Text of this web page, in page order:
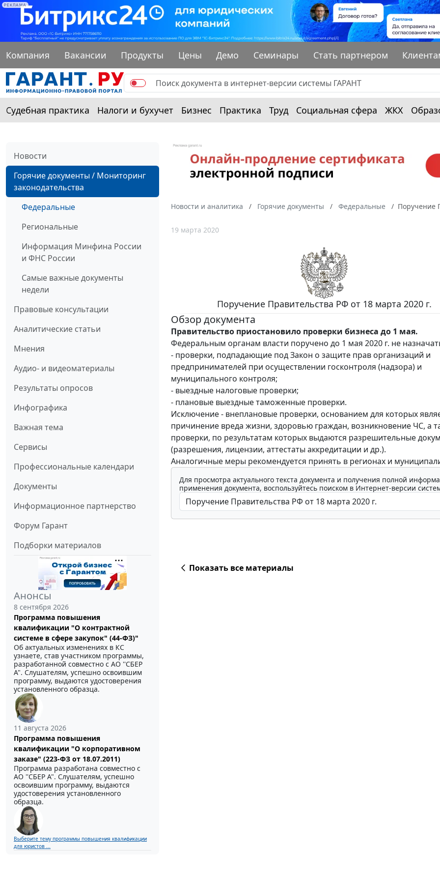
РЕКЛАМА
Компания Вакансии Продукты Цены Демо Семинары Стать партнером
Судебная практика Налоги и бухучет Бизнес Практика Труд Социальная сфера ЖКХ
Новости
Горячие документы / Мониторинг
законодательства
Федеральные
Региональные
Информация Минфина России
и ФНС России
Самые важные документы
недели
Правовые консультации
Аналитические статьи
Мнения
Аудио- и видеоматериалы
Результаты опросов
Инфографика
Важная тема
Сервисы
Профессиональные календари
Документы
Информационное партнерство
Форум Гарант
Подборки материалов
Анонсы
8 сентября 2026
Программа повышения
квалификации "О контрактной
системе в сфере закупок" (44-ФЗ)"
Об актуальных изменениях в КС
узнаете, став участником программы,
разработанной совместно с АО ''СБЕР
А". Слушателям, успешно освоившим
программу, выдаются удостоверения
установленного образца.
11 августа 2026
Программа повышения
квалификации "О корпоративном
заказе" (223-ФЗ от 18.07.2011)
Программа разработана совместно с
АО ''СБЕР А". Слушателям, успешно
освоившим программу, выдаются
удостоверения установленного
образца.
Выберите тему программы повышения квалификации
для юристов ...
Новости и аналитика Горячие документы Федеральные Поручение
19 марта 2020
Поручение Правительства РФ от 18 марта 2020 г.
Обзор документа
Правительство приостановило проверки бизнеса до 1 мая.
Федеральным органам власти поручено до 1 мая 2020 г. не
- проверки, подпадающие под Закон о защите прав организаций и
предпринимателей при осуществлении госконтроля (надзора) и
муниципального контроля;
- выездные налоговые проверки;
- плановые выездные таможенные проверки.
Исключение - внеплановые проверки, основанием для которых
причинение вреда жизни, здоровью граждан, возникновение ЧС, а
проверки, по результатам которых выдаются разрешительные
(разрешения, лицензии, аттестаты аккредитации и др.).
Аналогичные меры рекомендуется принять в регионах и
Для просмотра актуального текста документа и получения полной
применения документа, воспользуйтесь поиском в Интернет-версии
Показать все материалы